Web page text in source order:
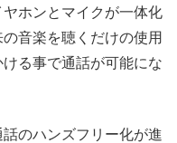
ホンとマイクが一体化
音楽を聴くだけの使用
る事で通話が可能にな
のハンズフリー化が進